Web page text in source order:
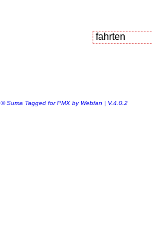
© Suma Tagged for PMX by Webfan | V.4.0.2